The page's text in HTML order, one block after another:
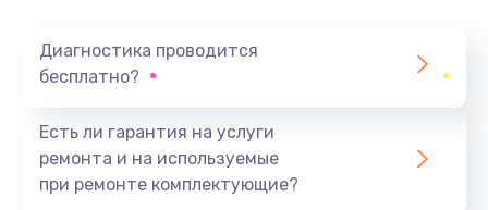
Диагностика проводится
бесплатно?
Есть ли гарантия на услуги
ремонта и на используемые
при ремонте комплектующие?